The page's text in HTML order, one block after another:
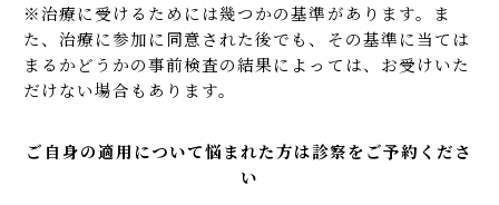
※治療に受けるためには幾つかの基準があります。ま
た、治療に参加に同意された後でも、その基準に当ては
まるかどうかの事前検査の結果によっては、お受けいた
だけない場合もあります。
ご自身の適用について悩まれた方は診察をご予約くださ
い